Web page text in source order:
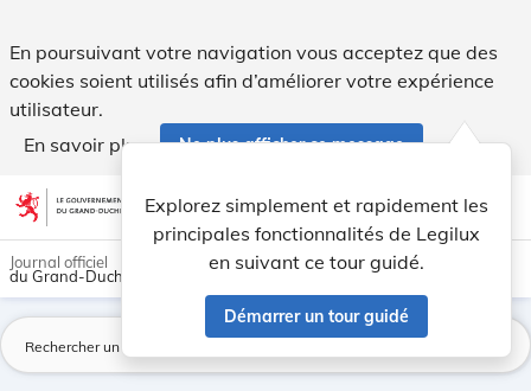
En poursuivant votre navigation vous acceptez que des
cookies soient utilisés afin d’améliorer votre expérience
utilisateur.
En savoir plus
Ne plus afficher ce message
Aller au contenu account_circle help Aide
Explorez simplement et rapidement les
principales fonctionnalités de Legilux
en suivant ce tour guidé.
Démarrer un tour guidé
light_mode dark_mode
Journal officiel
du Grand-Duché de Luxembourg